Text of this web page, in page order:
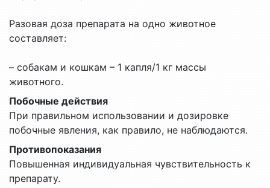
Разовая доза препарата на одно животное
составляет:
– собакам и кошкам – 1 капля/1 кг массы
животного.
Побочные действия
При правильном использовании и дозировке
побочные явления, как правило, не наблюдаются.
Противопоказания
Повышенная индивидуальная чувствительность к
препарату.